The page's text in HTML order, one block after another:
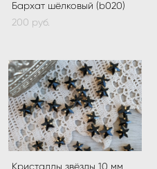
Бархат шёлковый (b020)
200 pуб.
Кристаллы звёзды 10 мм